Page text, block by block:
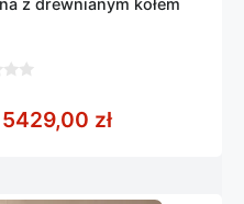
z drewnianym kołem
5429,00 złZakres cen: